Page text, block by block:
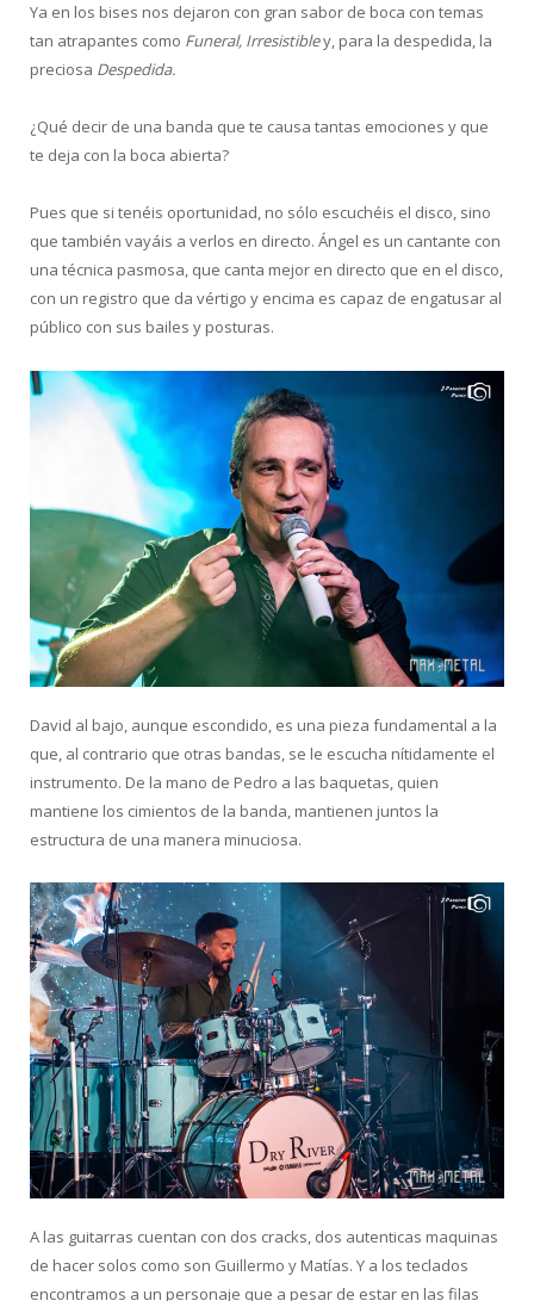
Ya en los bises nos dejaron con gran sabor de boca con temas
tan atrapantes como Funeral, Irresistibley, para la despedida, la
preciosa Despedida.
¿Qué decir de una banda que te causa tantas emociones y que
te deja con la boca abierta?
Pues que si tenéis oportunidad, no sólo escuchéis el disco, sino
que también vayáis a verlos en directo. Ángel es un cantante con
una técnica pasmosa, que canta mejor en directo que en el disco,
con un registro que da vértigo y encima es capaz de engatusar al
público con sus bailes y posturas.
David al bajo, aunque escondido, es una pieza fundamental a la
que, al contrario que otras bandas, se le escucha nítidamente el
instrumento. De la mano de Pedro a las baquetas, quien
mantiene los cimientos de la banda, mantienen juntos la
estructura de una manera minuciosa.
A las guitarras cuentan con dos cracks, dos autenticas maquinas
de hacer solos como son Guillermo y Matías. Y a los teclados
encontramos a un personaje que a pesar de estar en las filas